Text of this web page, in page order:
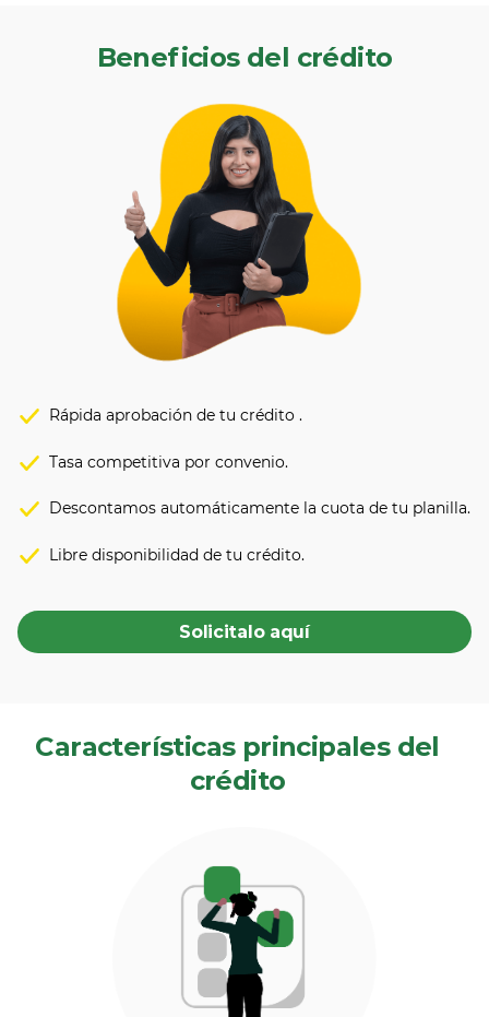
Beneficios del crédito
Rápida aprobación de tu crédito .
Tasa competitiva por convenio.
Descontamos automáticamente la cuota de tu planilla.
Libre disponibilidad de tu crédito.
Solicitalo aquí
Características principales del
crédito